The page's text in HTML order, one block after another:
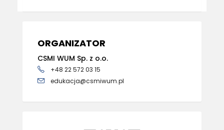
ORGANIZATOR
CSMI WUM Sp. z o.o.
+48 22 572 03 15
edukacja@csmiwum.pl